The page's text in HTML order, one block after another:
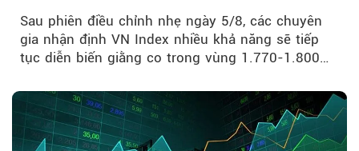
Sau phiên điều chỉnh nhẹ ngày 5/8, các chuyên
gia nhận định VN Index nhiều khả năng sẽ tiếp
tục diễn biến giằng co trong vùng 1.770-1.800